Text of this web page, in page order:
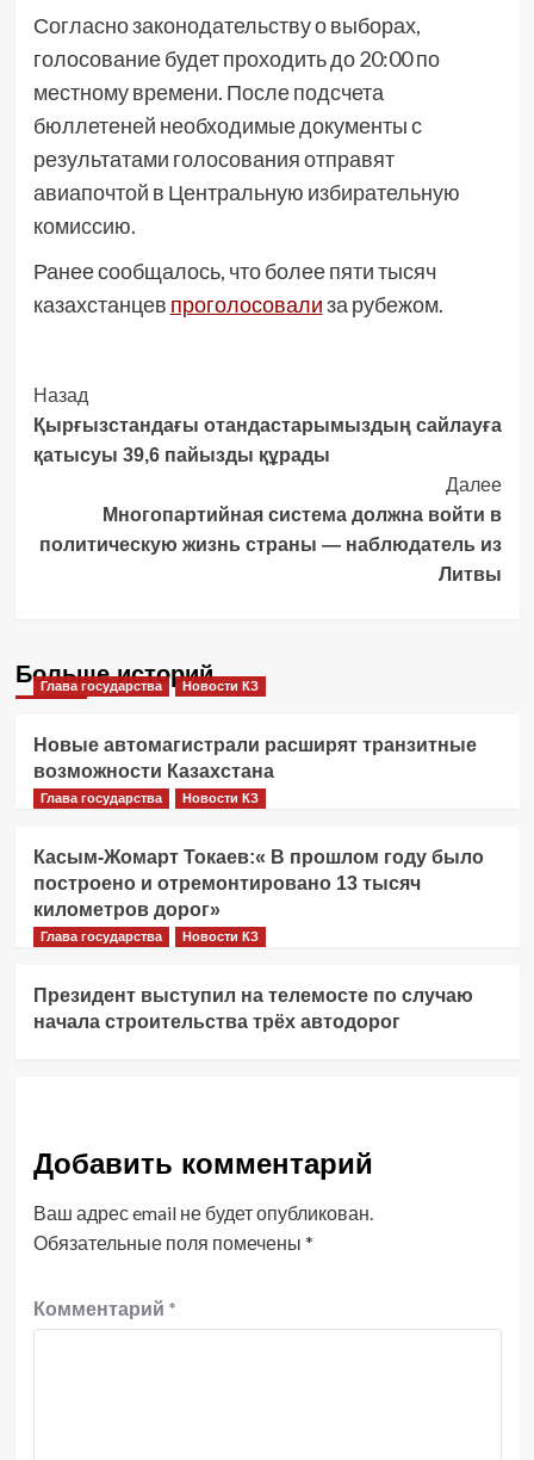
Согласно законодательству о выборах,
голосование будет проходить до 20:00 по
местному времени. После подсчета
бюллетеней необходимые документы с
результатами голосования отправят
авиапочтой в Центральную избирательную
комиссию.
Ранее сообщалось, что более пяти тысяч
казахстанцев проголосовализа рубежом.
Post
Navigation
Назад
Қырғызстандағы отандастарымыздың сайлауға
қатысуы 39,6 пайызды құрады
Далее
Многопартийная система должна войти в
политическую жизнь страны — наблюдатель из
Литвы
Больше историй
Глава государства Новости КЗ
Новые автомагистрали расширят транзитные
возможности Казахстана
Глава государства Новости КЗ
Касым-Жомарт Токаев:« В прошлом году было
построено и отремонтировано 13 тысяч
километров дорог»
Глава государства Новости КЗ
Президент выступил на телемосте по случаю
начала строительства трёх автодорог
Добавить комментарий
Ваш адрес email не будет опубликован.
Обязательные поля помечены *
Комментарий *